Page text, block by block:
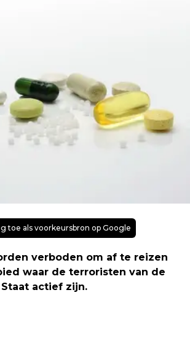
toe als voorkeursbron op Google
verboden om af te reizen
waar de terroristen van de
actief zijn.